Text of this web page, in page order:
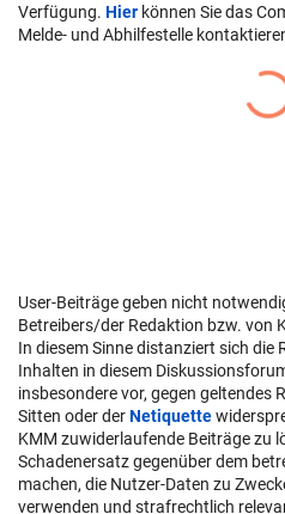
Verfügung. Hier können Sie das
Melde- und Abhilfestelle
User-Beiträge geben nicht
Betreibers/der Redaktion bzw. von
In diesem Sinne distanziert sich die
Inhalten in diesem
insbesondere vor, gegen geltendes
Sitten oder derNetiquette
KMM zuwiderlaufende Beiträge zu
Schadenersatz gegenüber dem
machen, die Nutzer-Daten zu
verwenden und strafrechtlich